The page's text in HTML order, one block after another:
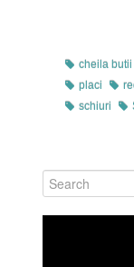
cheila butii
placi
schiuri